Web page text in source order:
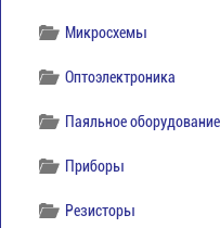
Микросхемы
Оптоэлектроника
Паяльное оборудование
Приборы
Резисторы